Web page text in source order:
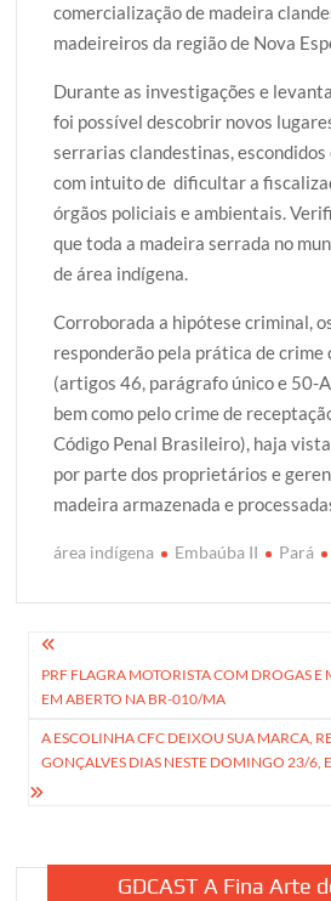
comercialização de madeira
madeireiros da região de Nova
Durante as investigações e
foi possível descobrir novos
serrarias clandestinas,
com intuito de dificultar a
órgãos policiais e ambientais.
que toda a madeira serrada no
de área indígena.
Corroborada a hipótese criminal,
responderão pela prática de crime
(artigos 46, parágrafo único e 50-
bem como pelo crime de
Código Penal Brasileiro), haja
por parte dos proprietários e
madeira armazenada e
área indígena Embaúba II Pará
Navegação
de
Post
PRF FLAGRA MOTORISTA COM DROGAS
EM ABERTO NA BR-010/MA
A ESCOLINHA CFC DEIXOU SUA MARCA,
GONÇALVES DIAS NESTE DOMINGO 23/6,
GDCAST A Fina Arte